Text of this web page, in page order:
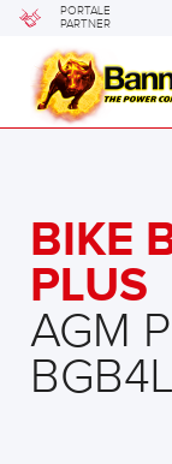
PORTALE
PARTNER
BIKE
PLUS
AGM